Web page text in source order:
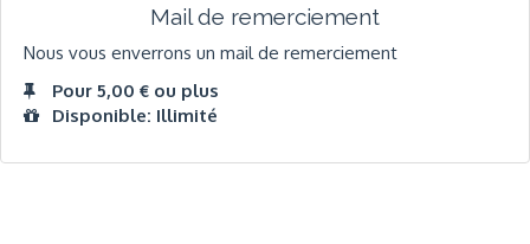
Mail de remerciement
Nous vous enverrons un mail de remerciement
Pour 5,00 € ou plus
Disponible: Illimité